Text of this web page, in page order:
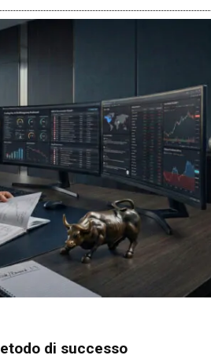
di successo